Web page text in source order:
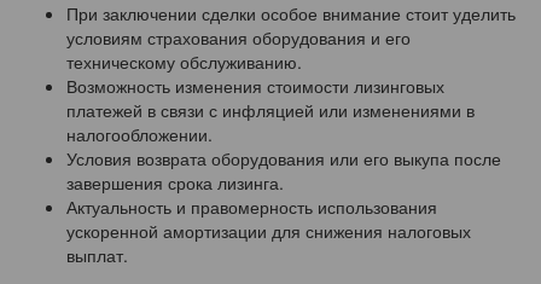
При заключении сделки особое внимание стоит уделить
условиям страхования оборудования и его
техническому обслуживанию.
Возможность изменения стоимости лизинговых
платежей в связи с инфляцией или изменениями в
налогообложении.
Условия возврата оборудования или его выкупа после
завершения срока лизинга.
Актуальность и правомерность использования
ускоренной амортизации для снижения налоговых
выплат.